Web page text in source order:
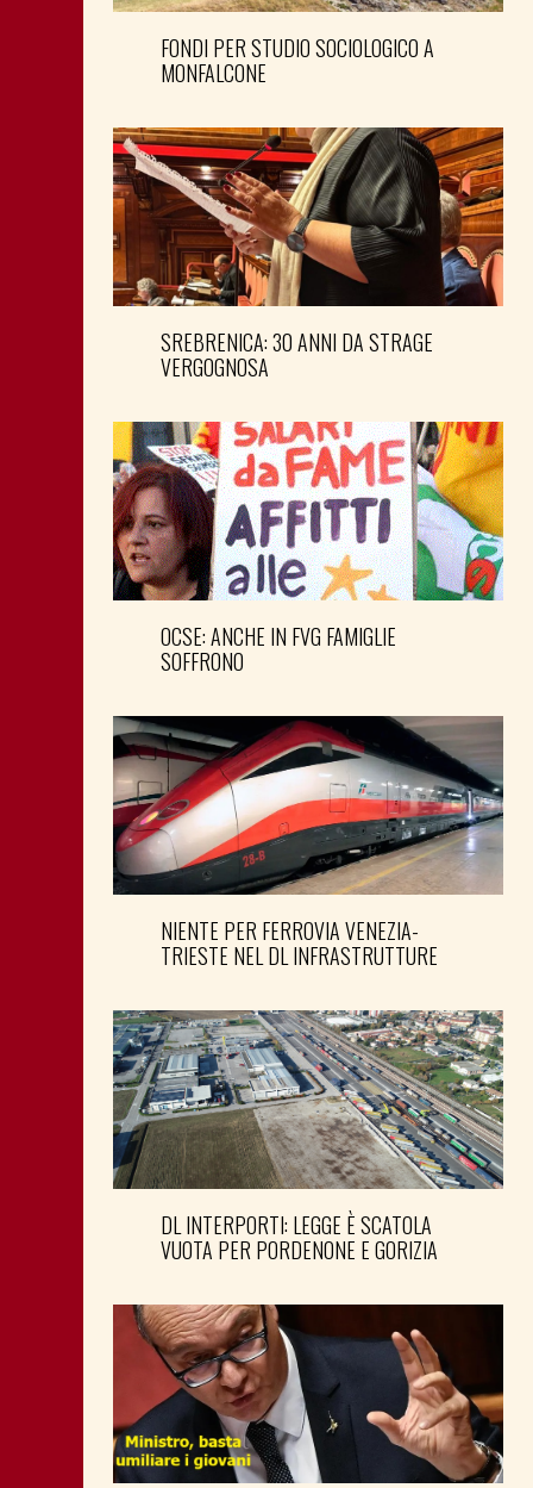
FONDI PER STUDIO SOCIOLOGICO A
MONFALCONE
SREBRENICA: 30 ANNI DA STRAGE
VERGOGNOSA
OCSE: ANCHE IN FVG FAMIGLIE
SOFFRONO
NIENTE PER FERROVIA VENEZIA-
TRIESTE NEL DL INFRASTRUTTURE
DL INTERPORTI: LEGGE È SCATOLA
VUOTA PER PORDENONE E GORIZIA